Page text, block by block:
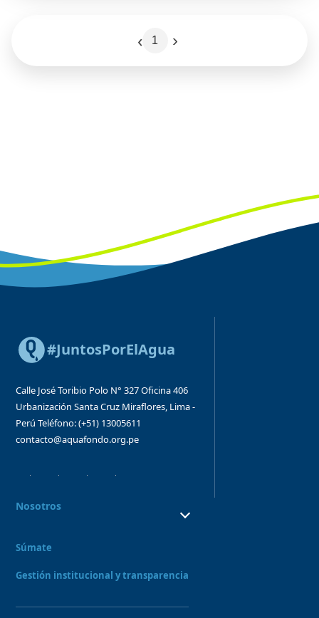
‹ 1 ›
#JuntosPorElAgua
Calle José Toribio Polo N° 327Oficina 406
Urbanización Santa Cruz Miraflores, Lima -
Perú Teléfono: (+51) 13005611
contacto@aquafondo.org.pe
Nosotros
¿Qué hacemos?
Consejo directivo y órganos asesores
Súmate
Gestión institucional y transparencia